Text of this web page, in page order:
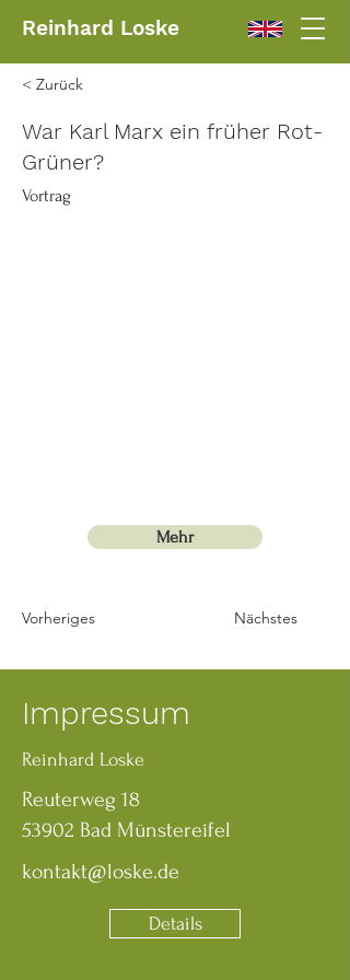
Reinhard Loske
< Zurück
War Karl Marx ein früher Rot-
Grüner?
Vortrag
Mehr
Vorheriges Nächstes
Impressum
Reinhard Loske
Reuterweg 18
53902 Bad Münstereifel
kontakt@loske.de
Details